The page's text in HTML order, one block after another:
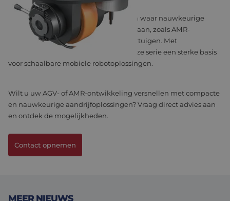
manoeuvreerbaarheid.
Dit is vooral belangrijk in toepassingen waar nauwkeurige
positionering en flexibiliteit centraal staan, zoals AMR-
systemen en autonome logistieke voertuigen. Met
draagvermogens tot 2500 kg vormt deze serie een sterke basis
voor schaalbare mobiele robotoplossingen.
Wilt u uw AGV- of AMR-ontwikkeling versnellen met compacte
en nauwkeurige aandrijfoplossingen? Vraag direct advies aan
en ontdek de mogelijkheden.
Contact opnemen
MEER NIEUWS